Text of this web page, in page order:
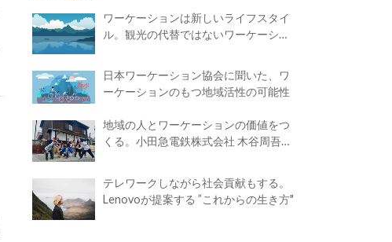
ワーケーションは新しいライフスタイ
ル。観光の代替ではないワーケーショ
日本ワーケーション協会に聞いた、ワ
ーケーションのもつ地域活性の可能性
地域の人とワーケーションの価値をつ
くる。小田急電鉄株式会社 木谷周吾さ
テレワークしながら社会貢献もする。
Lenovoが提案する ”これからの生き方"